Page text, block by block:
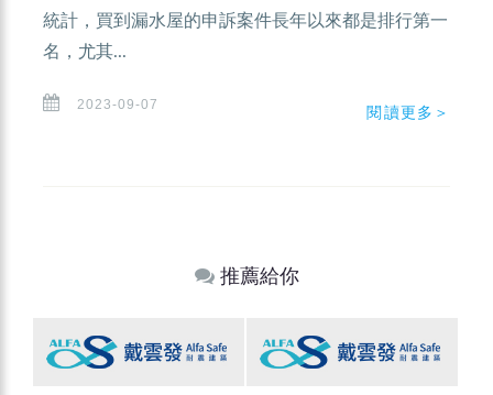
統計，買到漏水屋的申訴案件長年以來都是排行第一
名，尤其...
2023-09-07 閱讀更多＞
推薦給你